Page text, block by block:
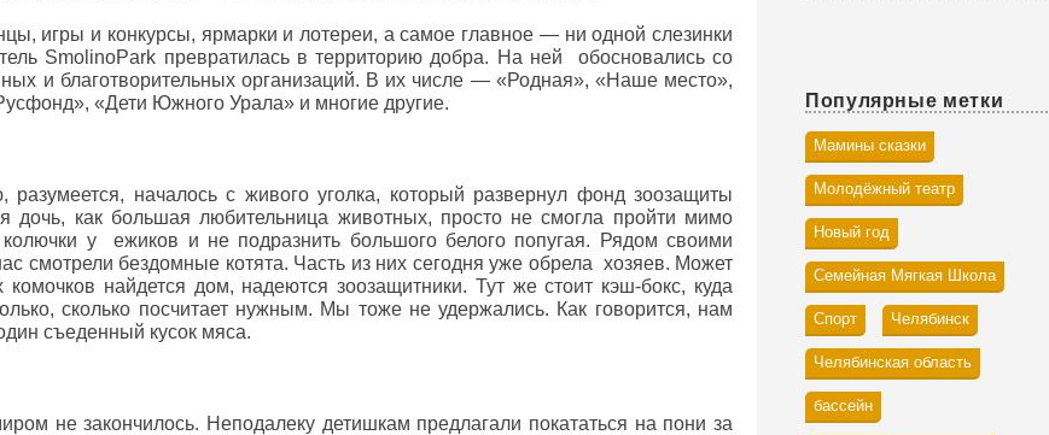
игры и конкурсы, ярмарки и лотереи, а самое главное — ни одной слезинки
SmolinoPark превратилась в территорию добра. На ней обосновались со
и благотворительных организаций. В их числе — «Родная», «Наше место»,
«Дети Южного Урала» и многие другие.
началось с живого уголка, который развернул фонд зоозащиты
как большая любительница животных, просто не смогла пройти мимо
колючки у ежиков и не подразнить большого белого попугая. Рядом своими
смотрели бездомные котята. Часть из них сегодня уже обрела хозяев. Может
найдется дом, надеются зоозащитники. Тут же стоит кэш-бокс, куда
сколько посчитает нужным. Мы тоже не удержались. Как говорится, нам
съеденный кусок мяса.
не закончилось. Неподалеку детишкам предлагали покататься на пони за
Популярные метки
Мамины сказки
Молодёжный театр
Новый год
Семейная Мягкая Школа
Спорт Челябинск
Челябинская область
бассейн